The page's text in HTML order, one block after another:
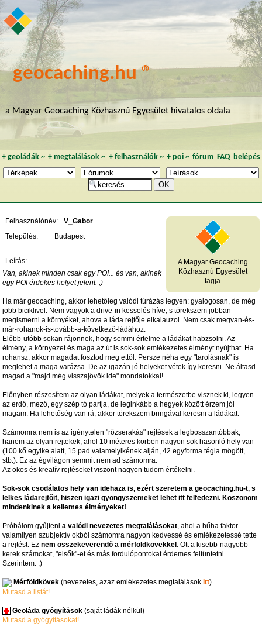
geocaching.hu ®
a Magyar Geocaching Közhasznú Egyesület hivatalos oldala
+ geoládák~ +megtalálások ~ + felhasználók~ + poi~ fórum FAQ belépés
A Magyar Geocaching
Közhasznú Egyesület
tagja
Felhasználónév:
V_Gabor
Település:
Budapest
Leírás:
Van, akinek minden csak egy POI... és van, akinek
egy POI érdekes helyet jelent. ;)
Ha már geocaching, akkor lehetőleg valódi túrázás legyen: gyalogosan, de még
jobb biciklivel. Nem vagyok a drive-in kesselés híve, s törekszem jobban
megismerni a környéket, ahova a láda rejtője elkalauzol. Nem csak megvan-és-
már-rohanok-is-tovább-a-következő-ládához.
Előbb-utóbb sokan rájönnek, hogy semmi értelme a ládákat habzsolni. Az
élmény, a környezet és maga az út is sok-sok emlékezetes élményt nyújthat. Ha
rohansz, akkor magadat fosztod meg ettől. Persze néha egy "tarolásnak" is
meglehet a maga varázsa. De az igazán jó helyeket vétek így keresni. Ne áltasd
magad a "majd még visszajövök ide" mondatokkal!
Előnyben részesítem az olyan ládákat, melyek a természetbe visznek ki, legyen
az erdő, mező, egy szép tó partja, de leginkább a hegyek között érzem jól
magam. Ha lehetőség van rá, akkor törekszem bringával keresni a ládákat.
Számomra nem is az igénytelen "rőzserakás" rejtések a legbosszantóbbak,
hanem az olyan rejtekek, ahol 10 méteres körben nagyon sok hasonló hely van
(100 kő egyike alatt, 15 pad valamelyikének alján, 42 egyforma tégla mögött,
stb.). Ez az égvilágon semmit nem ad számomra.
Az okos és kreatív rejtéseket viszont nagyon tudom értékelni.
Sok-sok csodálatos hely van idehaza is, ezért szeretem a geocaching.hu-t, s
lelkes ládarejtőit, hiszen igazi gyöngyszemeket lehet itt felfedezni. Köszönöm
mindenkinek a kellemes élményeket!
Próbálom gyűjtenia valódi nevezetes megtalálásokat , ahol a hűha faktor
valamilyen szubjektív okból számomra nagyon kedvessé és emlékezetessé tette
a rejtést. Eznem összekeverendő a mérföldkövekkel . Ott a kisebb-nagyobb
kerek számokat, "elsők"-et és más fordulópontokat érdemes feltüntetni.
Szerintem. ;)
Mérföldkövek (nevezetes, azaz emlékezetes megtalálásokitt)
Mutasd a listát!
Geoláda gyógyítások (saját ládák nélkül)
Mutasd a gyógyításokat!